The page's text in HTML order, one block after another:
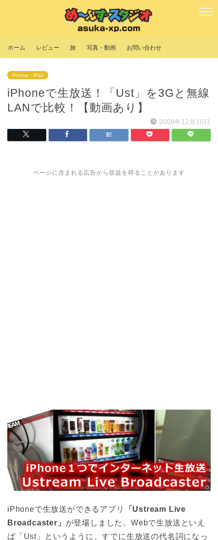
ホーム レビュー 旅 写真・動画 お問い合わせ
iPhone・iPad
iPhoneで生放送！「Ust」を3Gと無線
LANで比較！【動画あり】
2009年12月10日
ページに含まれる広告から収益を得ることがあります
iPhoneで生放送ができるアプリ
「Ustream Live
Broadcaster」 が登場しました。Webで生放送といえ
ば「Ust」というように、すでに生放送の代名詞になっ